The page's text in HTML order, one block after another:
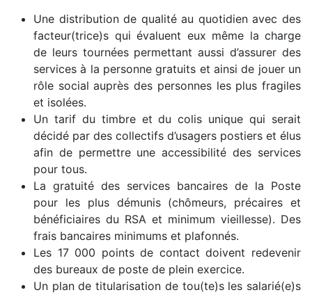
Une distribution de qualité au quotidien avec des
facteur(trice)s qui évaluent eux même la charge
de leurs tournées permettant aussi d’assurer des
services à la personne gratuits et ainsi de jouer un
rôle social auprès des personnes les plus fragiles
et isolées.
Un tarif du timbre et du colis unique qui serait
décidé par des collectifs d’usagers postiers et élus
afin de permettre une accessibilité des services
pour tous.
La gratuité des services bancaires de la Poste
pour les plus démunis (chômeurs, précaires et
bénéficiaires du RSA et minimum vieillesse). Des
frais bancaires minimums et plafonnés.
Les 17 000 points de contact doivent redevenir
des bureaux de poste de plein exercice.
Un plan de titularisation de tou(te)s les salarié(e)s